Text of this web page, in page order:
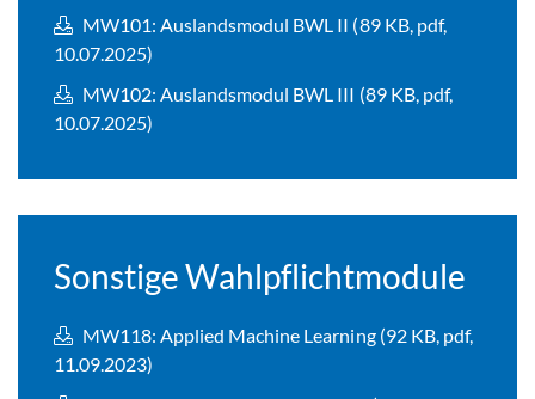
MW101: Auslandsmodul BWL II (89 KB, pdf,
10.07.2025)
MW102: Auslandsmodul BWL III (89 KB, pdf,
10.07.2025)
Sonstige Wahlpflichtmodule
MW118: Applied Machine Learning (92 KB, pdf,
11.09.2023)